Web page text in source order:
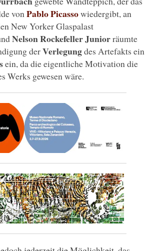
von Pablo Picassowiedergibt, an
New Yorker Glaspalast
Nelson Rockefeller Juniorräumte
derVerlegungdes Artefakts ein
ein, da die eigentliche Motivation die
Werks gewesen wäre.